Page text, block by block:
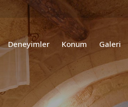
Deneyimler Konum Galeri